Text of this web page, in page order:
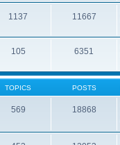
1137 11667
105 6351
TOPICS POSTS
569 18868